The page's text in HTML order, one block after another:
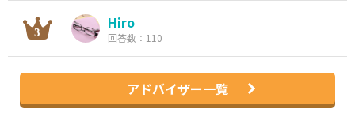
Hiro
回答数：110
アドバイザー一覧